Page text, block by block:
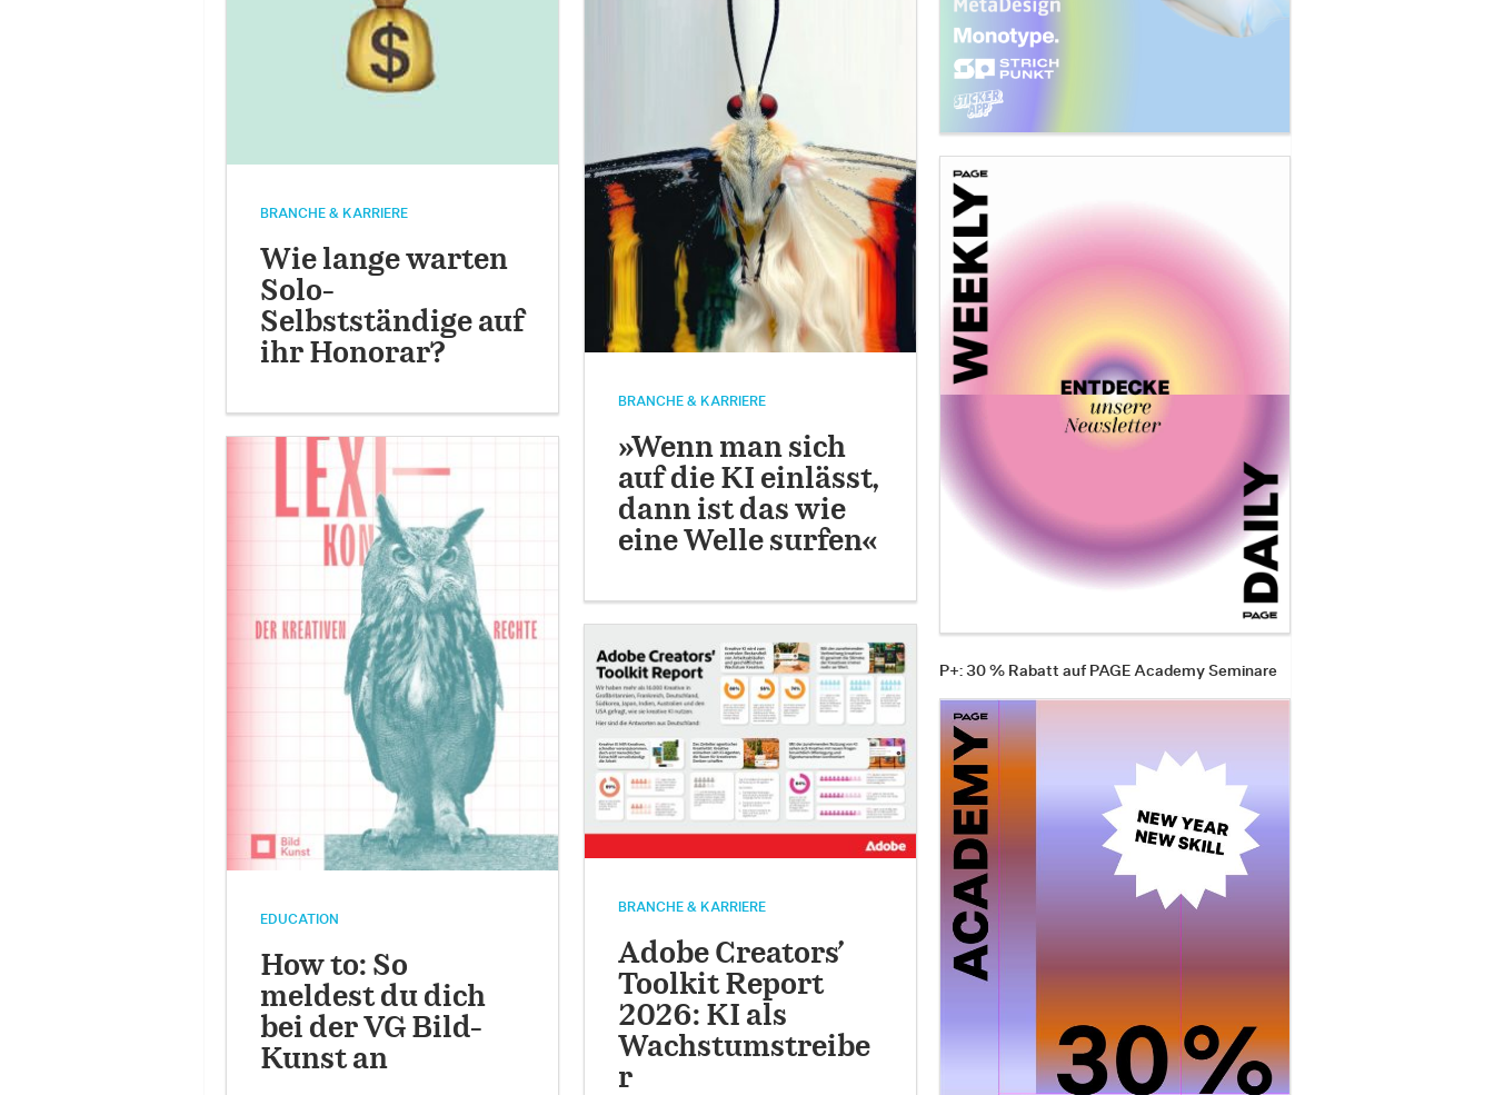
BRANCHE & KARRIERE
Wie lange warten
Solo-
Selbstständige auf
ihr Honorar?
BRANCHE & KARRIERE
»Wenn man sich
auf die KI einlässt,
dann ist das wie
eine Welle surfen«
EDUCATION
How to: So
meldest du dich
bei der VG Bild-
Kunst an
BRANCHE & KARRIERE
Adobe Creators’
Toolkit Report
2026: KI als
Wachstumstreibe
r
P+: 30 % Rabatt auf PAGE Academy Seminare